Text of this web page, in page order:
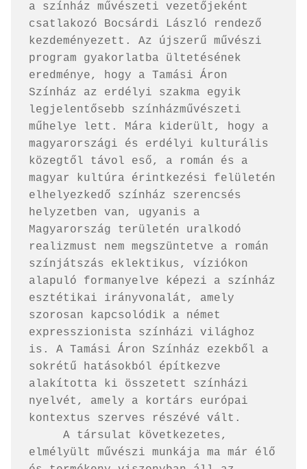
a színház művészeti vezetőjeként
csatlakozó Bocsárdi László rendező
kezdeményezett. Az újszerű művészi
program gyakorlatba ültetésének
eredménye, hogy a Tamási Áron
Színház az erdélyi szakma egyik
legjelentősebb színházművészeti
műhelye lett. Mára kiderült, hogy a
magyarországi és erdélyi kulturális
közegtől távol eső, a román és a
magyar kultúra érintkezési felületén
elhelyezkedő színház szerencsés
helyzetben van, ugyanis a
Magyarország területén uralkodó
realizmust nem megszüntetve a román
színjátszás eklektikus, víziókon
alapuló formanyelve képezi a színház
esztétikai irányvonalát, amely
szorosan kapcsolódik a német
expresszionista színházi világhoz
is. A Tamási Áron Színház ezekből a
sokrétű hatásokból építkezve
alakította ki összetett színházi
nyelvét, amely a kortárs európai
kontextus szerves részévé vált.
elmélyült művészi munkája ma már élő